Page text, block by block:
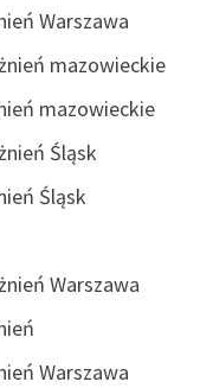
Warszawa
mazowieckie
mazowieckie
Śląsk
Śląsk
Warszawa
Warszawa